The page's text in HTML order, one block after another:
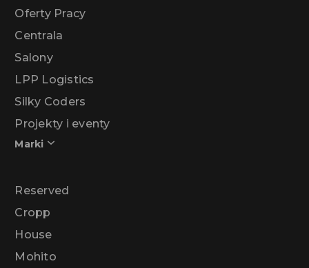
Oferty Pracy
Centrala
Salony
LPP Logistics
Silky Coders
Projekty i eventy
Marki
Reserved
Cropp
House
Mohito